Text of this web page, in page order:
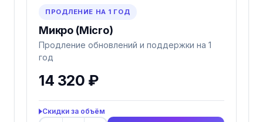
ПРОДЛЕНИЕ НА 1 ГОД
Микро (Micro)
Продление обновлений и поддержки на 1
год
14 320 ₽
Скидки за объём